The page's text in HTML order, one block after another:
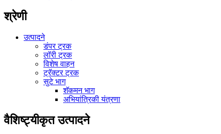
श्रेणी
उत्पादने
डंपर ट्रक
लॉरी ट्रक
विशेष वाहन
ट्रॅक्टर ट्रक
सुटे भाग
शॅकमन भाग
अभियांत्रिकी यंत्रणा
वैशिष्ट्यीकृत उत्पादने